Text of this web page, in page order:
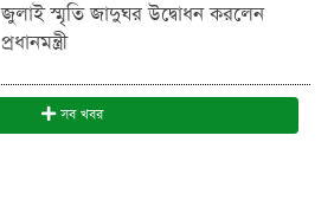
জুলাই স্মৃতি জাদুঘর উদ্বোধন করলেন
প্রধানমন্ত্রী
সব খবর